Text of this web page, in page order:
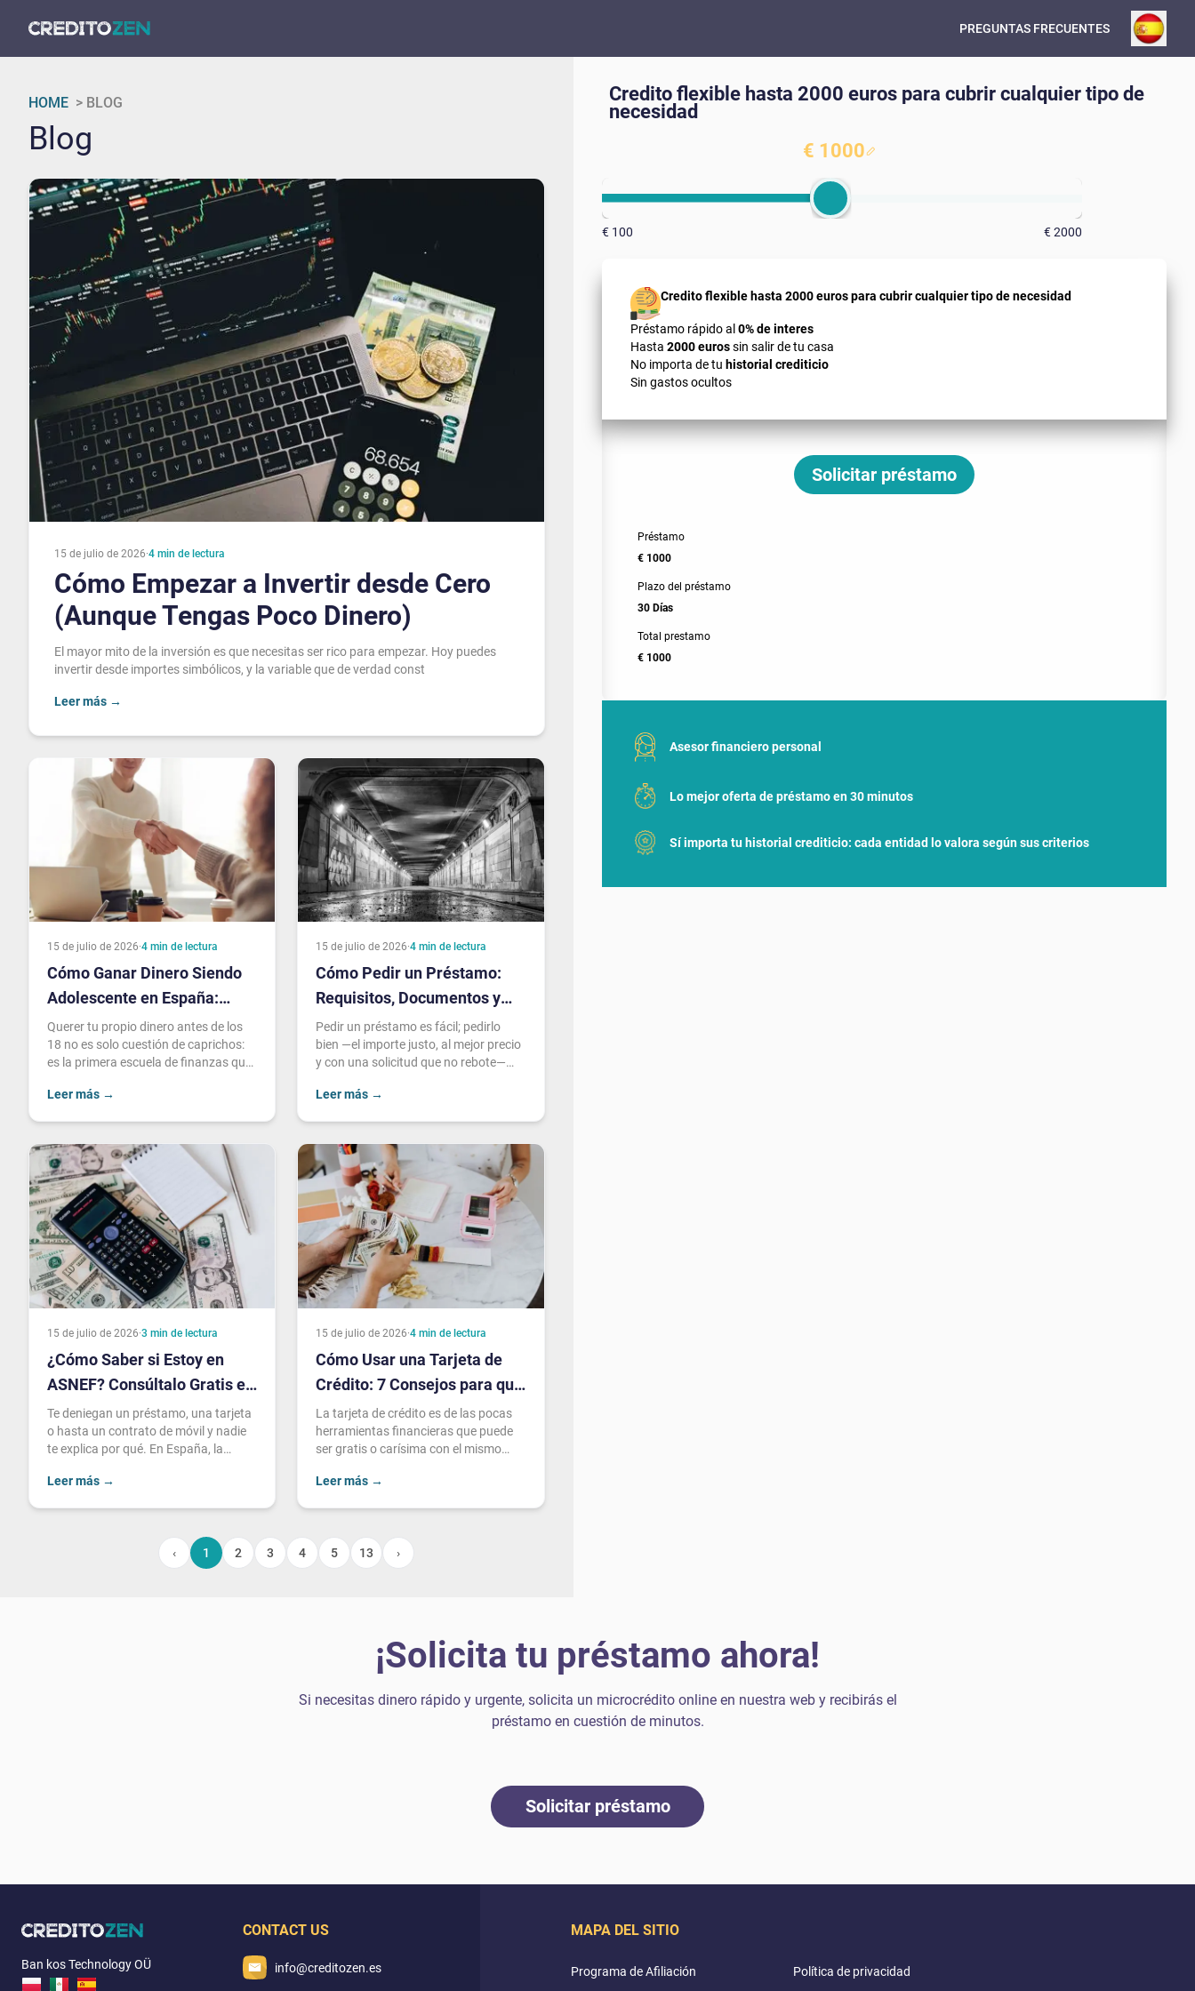
PREGUNTAS FRECUENTES
HOME > BLOG
Blog
15 de julio de 2026·4 min de lectura
Cómo Empezar a Invertir desde Cero
(Aunque Tengas Poco Dinero)
El mayor mito de la inversión es que necesitas ser rico para empezar. Hoy puedes
invertir desde importes simbólicos, y la variable que de verdad const
Leer más →
15 de julio de 2026·4 min de lectura
Cómo Ganar Dinero Siendo
Adolescente en España:
Ideas Reales
Querer tu propio dinero antes de los
18 no es solo cuestión de caprichos:
es la primera escuela de finanzas que
má
Leer más →
15 de julio de 2026·4 min de lectura
Cómo Pedir un Préstamo:
Requisitos, Documentos y
Errores a Evitar
Pedir un préstamo es fácil; pedirlo
bien —el importe justo, al mejor precio
y con una solicitud que no rebote—
Leer más →
15 de julio de 2026·3 min de lectura
¿Cómo Saber si Estoy en
ASNEF? Consúltalo Gratis en
Minutos
Te deniegan un préstamo, una tarjeta
o hasta un contrato de móvil y nadie
te explica por qué. En España, la
propio: AS
Leer más →
15 de julio de 2026·4 min de lectura
Cómo Usar una Tarjeta de
Crédito: 7 Consejos para que
Juegue a tu Favor
La tarjeta de crédito es de las pocas
herramientas financieras que puede
ser gratis o carísima con el mismo
configures
Leer más →
‹ 1 2 3 4 5 13 ›
Credito flexible hasta 2000 euros para cubrir cualquier tipo de
necesidad
€ 1000
€ 100 € 2000
Credito flexible hasta 2000 euros para cubrir cualquier tipo de necesidad
Préstamo rápido al 0% de interes
Hasta 2000 eurossin salir de tu casa
No importa de tu historial crediticio
Sin gastos ocultos
Solicitar préstamo
Préstamo
€ 1000
Plazo del préstamo
30 Días
Total prestamo
€ 1000
Asesor financiero personal
Lo mejor oferta de préstamo en 30 minutos
Sí importa tu historial crediticio: cada entidad lo valora según sus criterios
¡Solicita tu préstamo ahora!
Si necesitas dinero rápido y urgente, solicita un microcrédito online en nuestra web y recibirás el
préstamo en cuestión de minutos.
Solicitar préstamo
Ban kos Technology OÜ
CONTACT US
info@creditozen.es
MAPA DEL SITIO
Programa de Afiliación Política de privacidad